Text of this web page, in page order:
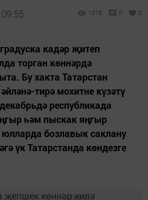
1076 0 0
кадәр җитеп
торган көннәрдә
Бу хакта Татарстан
тирә мохитне күзәтү
республикада
һәм пыскак яңгыр
бозлавык саклану
үк Татарстанда көндезге